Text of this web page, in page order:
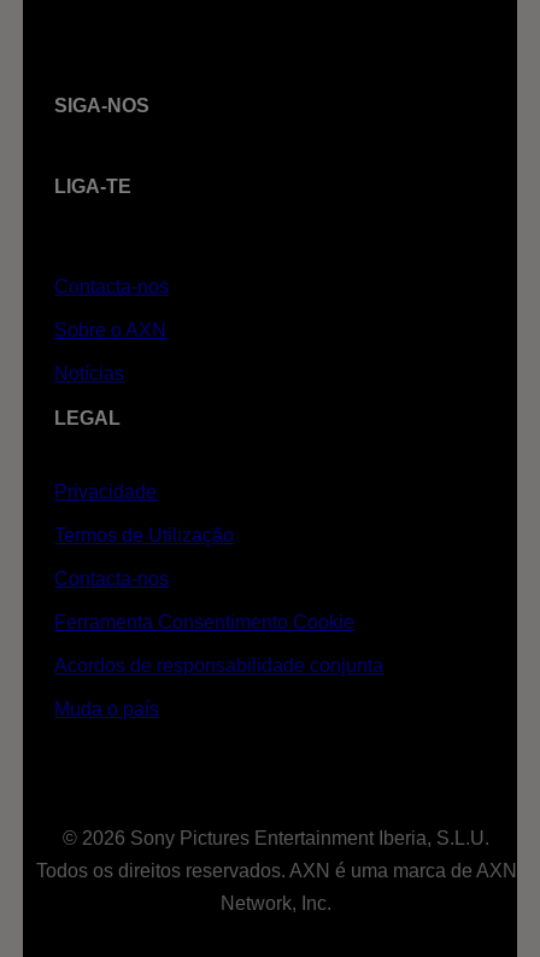
SIGA-NOS
LIGA-TE
Contacta-nos
Sobre o AXN
Notícias
LEGAL
Privacidade
Termos de Utilização
Contacta-nos
Ferramenta Consentimento Cookie
Acordos de responsabilidade conjunta
Muda o país
© 2026 Sony Pictures Entertainment Iberia, S.L.U.
Todos os direitos reservados. AXN é uma marca de AXN
Network, Inc.